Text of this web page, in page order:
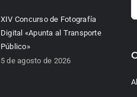
XIV Concurso de Fotografía
Digital «Apunta al Transporte
Público»
5 de agosto de 2026